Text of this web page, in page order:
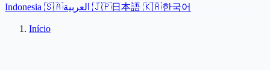
Indonesia 🇸🇦 🇯🇵日本語 🇰🇷한국어
Início